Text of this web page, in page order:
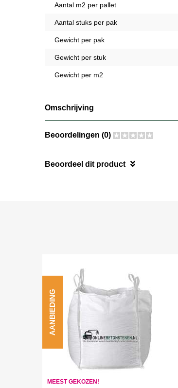
Aantal m2 per pallet
Aantal stuks per pak
Gewicht per pak
Gewicht per stuk
Gewicht per m2
Omschrijving
Beoordelingen (0)
Beoordeel dit product
MEEST GEKOZEN!
AANBIEDING